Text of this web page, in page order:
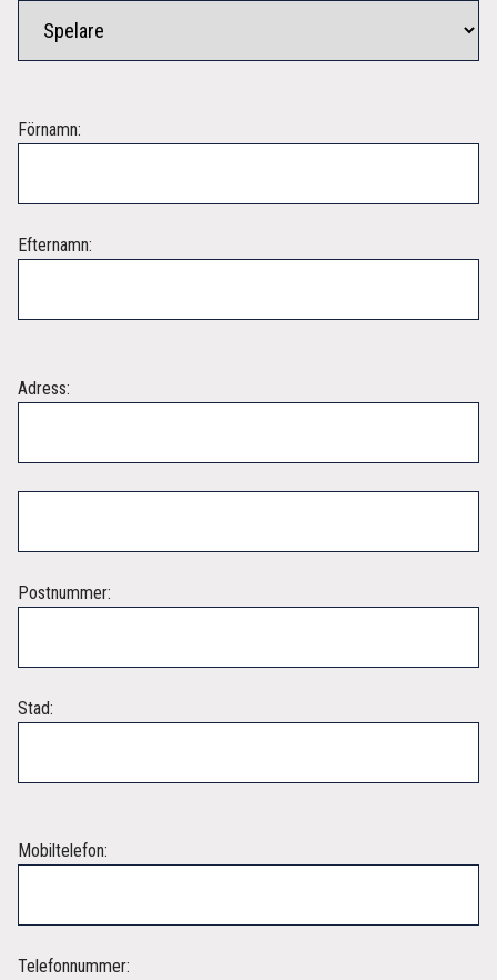
Förnamn:
Efternamn:
Adress:
Postnummer:
Stad:
Mobiltelefon:
Telefonnummer: